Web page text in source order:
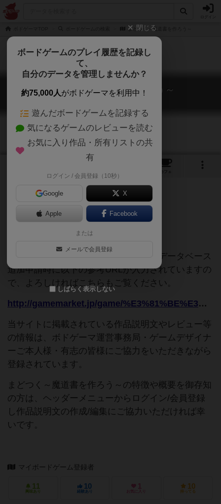
まどつく～魔道書を作ろう～
まどつく～魔道書を作ろう～
Madotsuku
カフェ
ゲームマーケット2017秋（東京）
ご協力ください
このページは情報が不足しています。データベース
追加申請時に以下の参考URLが入力されていますの
で、よろしければこちらもご覧ください。
http://gamemarket.jp/game/%E3%81%BE%E3%81%A9%E3%81%A4%E3%81%8F%EF%BD%9E%E9%AD%94%E9%81%93%E6%9B%B8%E3%82%92%E4%BD%9C%E3%82%8D%E3%81%86%EF%BD%9E/
当サイトに掲載されている作品説明文やレビュー等
の情報は、ボドゲーマ運営事務局・ゲームデザイナ
ーご本人様・有志の皆様にご協力をいただきながら
登録されています。
まどつく～魔道書を作ろう～の特徴や概要を御存知
の方は、ヘッダーメニューからログイン/会員登録
し作品説明文の作成/編集にご協力いただければ幸
いです。
マイボードゲーム登録者
11
興味あり
10
経験あり
1
お気に入り
10
持ってる
閉じる
ボードゲームのプレイ履歴を記録し
て、
自分のデータを管理しませんか？
約75,000人がボドゲーマを利用中！
遊んだボードゲームを記録する
気になるゲームのレビューを読む
お気に入り作品・所有リストの共
有
ログイン / 会員登録（10秒）
Google X
Apple Facebook
または
メールで会員登録
しばらく表示しない